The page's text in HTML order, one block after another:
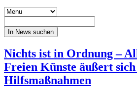
In News suchen
Nichts ist in Ordnung –
Freien Künste äußert sich
Hilfsmaßnahmen